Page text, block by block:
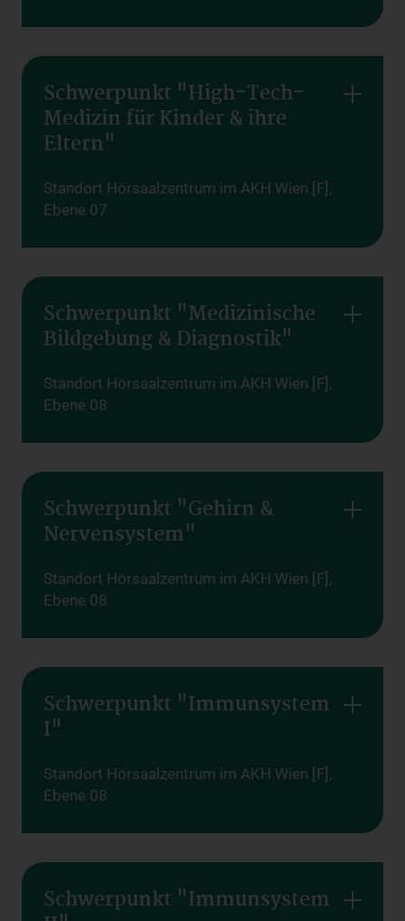
Schwerpunkt "High-Tech-
Medizin für Kinder & ihre
Eltern"
Standort Hörsaalzentrum im AKH Wien [F],
Ebene 07
Schwerpunkt "Medizinische
Bildgebung & Diagnostik"
Standort Hörsaalzentrum im AKH Wien [F],
Ebene 08
Schwerpunkt "Gehirn &
Nervensystem"
Standort Hörsaalzentrum im AKH Wien [F],
Ebene 08
Schwerpunkt "Immunsystem
I"
Standort Hörsaalzentrum im AKH Wien [F],
Ebene 08
Schwerpunkt "Immunsystem